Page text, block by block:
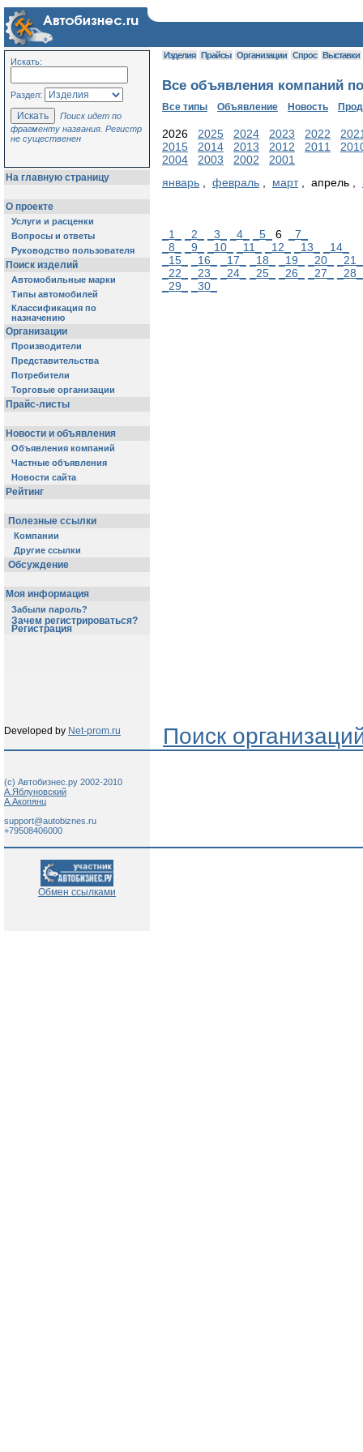
Искать:
Раздел:
Поиск идет по
фрагменту названия. Регистр
не существенен
На главную страницу
О проекте
Услуги и расценки
Вопросы и ответы
Руководство пользователя
Поиск изделий
Автомобильные марки
Типы автомобилей
Классификация по
назначению
Организации
Производители
Представительства
Потребители
Торговые организации
Прайс-листы
Новости и объявления
Объявления компаний
Частные объявления
Новости сайта
Рейтинг
Полезные ссылки
Компании
Другие ссылки
Обсуждение
Моя информация
Забыли пароль?
Зачем регистрироваться?
Регистрация
Изделия Прайсы Организации Спрос Выставки
Все объявления компаний
Все типы Объявление Новость
2026 2025 2024 2023 2022
2015
2014 2013 2012 2011
2004
2003 2002
2001
январь , февраль , март, апрель ,
_1_ _2_ _3_ _4_ _5_ 6
_7_
_8_
_9_ _10_ _11_ _12_ _13_
_14_
_15_
_16_ _17_ _18_ _19_ _20_
_21_
_22_
_23_ _24_ _25_ _26_ _27_
_28_
_29_
_30_
Developed by Net-prom.ru Поиск
(c) Автобизнес.ру 2002-2010
А.Яблуновский
А.Акопянц
support@autobiznes.ru
+79508406000
Обмен ссылками